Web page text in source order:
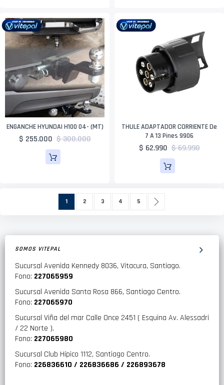
ENGANCHE HYUNDAI H100 04- (MT)
$ 255.000 $ 300.000
THULE ADAPTADOR CORRIENTE De
7 A 13 Pines 9906
$ 62.990 $ 69.990
Actualmente estás leyendo página
1 Página
2 Página
3 Página
4 Página
5
SOMOS VITEPAL
Sucursal Avenida Kennedy 8036, Vitacura, Santiago.
Fono: 227065959
Sucursal Avenida Santa Rosa 866, Santiago Centro.
Fono: 227065970
Sucursal Viña del mar Calle Once 2451 ( Esquina Av. Alessadri
/ 22 Norte ).
Fono: 227065980
Sucursal Club Hípico 1112, Santiago Centro.
Fono: 226836610 / 226836686 / 226893678